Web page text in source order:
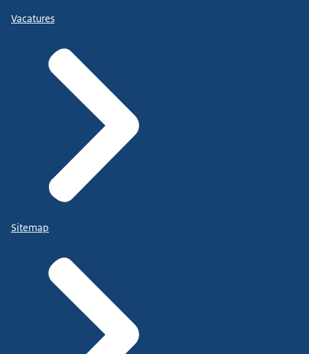
Vacatures
Sitemap